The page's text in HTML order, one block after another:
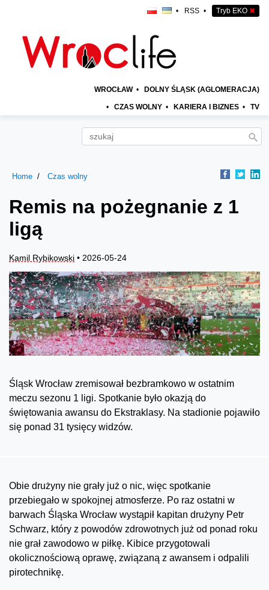
• RSS • Tryb EKO ✖
WROCŁAW • DOLNY ŚLĄSK (AGLOMERACJA)
• CZAS WOLNY • KARIERA I BIZNES • TV
Home Czas wolny
Remis na pożegnanie z 1
ligą
Kamil Rybikowski • 2026-05-24
Śląsk Wrocław zremisował bezbramkowo w ostatnim
meczu sezonu 1 ligi. Spotkanie było okazją do
świętowania awansu do Ekstraklasy. Na stadionie pojawiło
się ponad 31 tysięcy widzów.
Obie drużyny nie grały już o nic, więc spotkanie
przebiegało w spokojnej atmosferze. Po raz ostatni w
barwach Śląska Wrocław wystąpił kapitan drużyny Petr
Schwarz, który z powodów zdrowotnych już od ponad roku
nie grał zawodowo w piłkę. Kibice przygotowali
okolicznościową oprawę, związaną z awansem i odpalili
pirotechnikę.